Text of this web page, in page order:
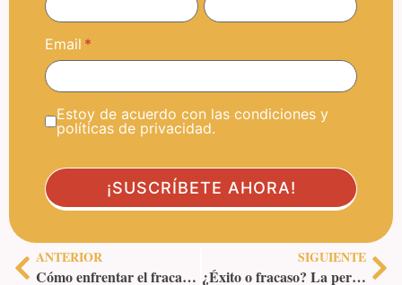
Email
Estoy de acuerdo con las condiciones y
políticas de privacidad.
ANTERIOR
Cómo enfrentar el fracaso con sabiduría estoica
SIGUIENTE
¿Éxito o fracaso? La perspectiva de tu mentalidad